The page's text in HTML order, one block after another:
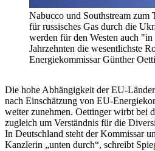
Nabucco und Southstream zum
für russisches Gas durch die
werden für den Westen auch "in
Jahrzehnten die wesentlichste
Energiekommissar Günther
Die hohe Abhängigkeit der EU-
nach Einschätzung von EU-
weiter zunehmen. Oettinger wirbt bei
zugleich um Verständnis für die
In Deutschland steht der Kommissar
Kanzlerin „unten durch“, schreibt